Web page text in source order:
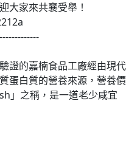
大家來共襄受舉！
證的嘉楠食品工廠經由現代
蛋白質的營養來源，營養價
」之稱，是一道老少咸宜